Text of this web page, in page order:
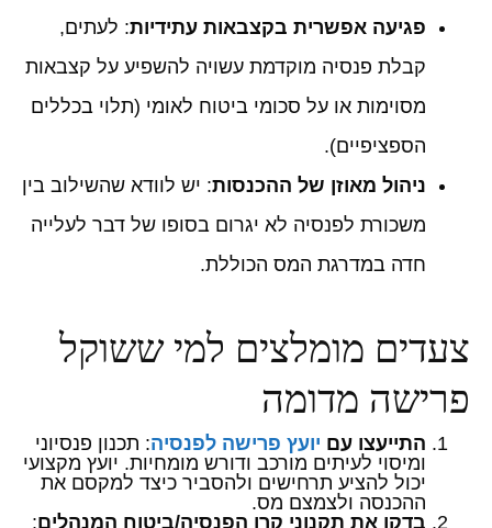
פגיעה אפשרית בקצבאות עתידיות: לעתים,
קבלת פנסיה מוקדמת עשויה להשפיע על קצבאות
מסוימות או על סכומי ביטוח לאומי (תלוי בכללים
הספציפיים).
ניהול מאוזן של ההכנסות: יש לוודא שהשילוב בין
משכורת לפנסיה לא יגרום בסופו של דבר לעלייה
חדה במדרגת המס הכוללת.
צעדים מומלצים למי ששוקל
פרישה מדומה
התייעצו עם יועץ פרישה לפנסיה: תכנון פנסיוני
ומיסוי לעיתים מורכב ודורש מומחיות. יועץ מקצועי
יכול להציע תרחישים ולהסביר כיצד למקסם את
ההכנסה ולצמצם מס.
בדקו את תקנוני קרן הפנסיה/ביטוח המנהלים: